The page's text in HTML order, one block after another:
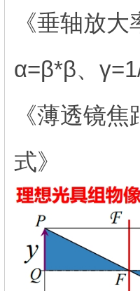
《垂轴放
α=β*β、
《薄透镜
式》